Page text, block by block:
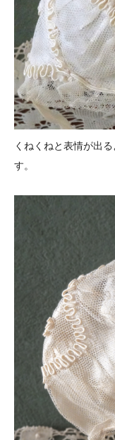
くねくねと表情が出
す。